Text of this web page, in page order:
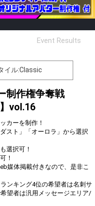
number of
positions
Rema
制作権獲
Comments
can post comments. Please
offend performers or
users.
Event Results
イル:Classic
制作権争奪戦
vol.16
カーを制作！
スト」「オーロラ」から選択
選択可！
！
媒体掲載付きなので、是非こ
ンキング4位の希望者は名刺サ
望者は汎用メッセージエリア/